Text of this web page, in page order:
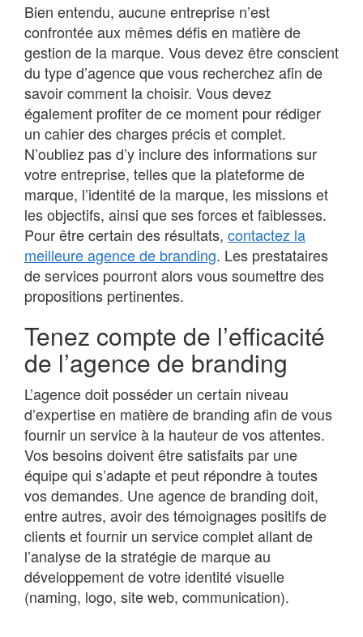
Bien entendu, aucune entreprise n’est
confrontée aux mêmes défis en matière de
gestion de la marque. Vous devez être conscient
du type d’agence que vous recherchez afin de
savoir comment la choisir. Vous devez
également profiter de ce moment pour rédiger
un cahier des charges précis et complet.
N’oubliez pas d’y inclure des informations sur
votre entreprise, telles que la plateforme de
marque, l’identité de la marque, les missions et
les objectifs, ainsi que ses forces et faiblesses.
Pour être certain des résultats, contactez la
meilleure agence de branding. Les prestataires
de services pourront alors vous soumettre des
propositions pertinentes.
Tenez compte de l’efficacité
de l’agence de branding
L’agence doit posséder un certain niveau
d’expertise en matière de branding afin de vous
fournir un service à la hauteur de vos attentes.
Vos besoins doivent être satisfaits par une
équipe qui s’adapte et peut répondre à toutes
vos demandes. Une agence de branding doit,
entre autres, avoir des témoignages positifs de
clients et fournir un service complet allant de
l’analyse de la stratégie de marque au
développement de votre identité visuelle
(naming, logo, site web, communication).